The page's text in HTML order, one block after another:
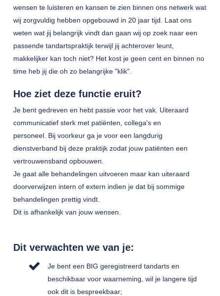
wensen te luisteren en kansen te zien binnen ons netwerk wat
wij zorgvuldig hebben opgebouwd in 20 jaar tijd. Laat ons
weten wat jij belangrijk vindt dan gaan wij op zoek naar een
passende tandartspraktijk terwijl jij achterover leunt,
makkelijker kan toch niet? Het kost je geen cent en binnen no
time heb jij die oh zo belangrijke "klik".
Hoe ziet deze functie eruit?
Je bent gedreven en hebt passie voor het vak. Uiteraard
communicatief sterk met patiënten, collega's en
personeel. Bij voorkeur ga je voor een langdurig
dienstverband bij deze praktijk zodat jouw patiënten een
vertrouwensband opbouwen.
Je gaat alle behandelingen uitvoeren maar kan uiteraard
doorverwijzen intern of extern indien je dat bij sommige
behandelingen prettig vindt.
Dit is afhankelijk van jouw wensen.
Dit verwachten we van je:
Je bent een BIG geregistreerd tandarts en
beschikbaar voor waarneming, wil je langere tijd
ook dit is bespreekbaar;